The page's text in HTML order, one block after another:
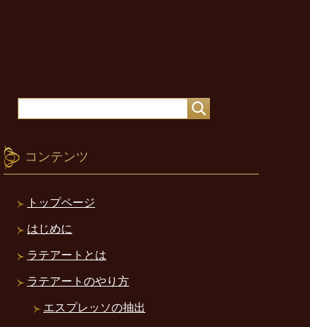
コンテンツ
トップページ
はじめに
ラテアートとは
ラテアートのやり方
エスプレッソの抽出